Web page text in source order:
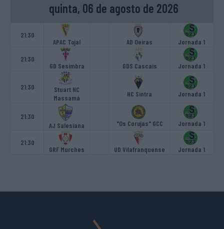
quinta, 06 de agosto de 2026
21:30
APAC Tojal
AD Oeiras
Jornada 1
21:30
GD Sesimbra
GDS Cascais Jornada 1
21:30
Stuart HC
Massamá
HC Sintra Jornada 1
21:30
AJ Salesiana
"Os Corujas" GCC Jornada 1
21:30
GRF Murches
UD Vilafranquense Jornada 1